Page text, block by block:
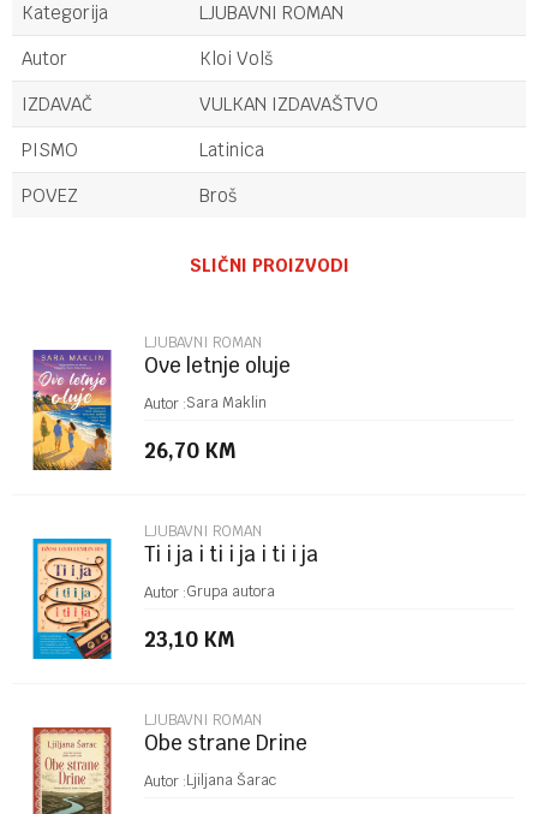
Kategorija
LJUBAVNI ROMAN
Autor
Kloi Volš
IZDAVAČ
VULKAN IZDAVAŠTVO
PISMO
Latinica
POVEZ
Broš
Poruka
POŠALJI
SLIČNI PROIZVODI
LJUBAVNI ROMAN
Ove letnje oluje
Autor :Sara Maklin
26,70 KM
LJUBAVNI ROMAN
Ti i ja i ti i ja i ti i ja
Autor :Grupa autora
23,10 KM
LJUBAVNI ROMAN
Obe strane Drine
Autor :Ljiljana Šarac